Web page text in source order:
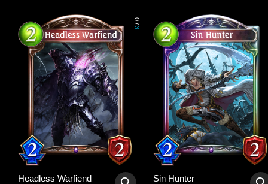
0
/
3
Headless Warfiend Sin Hunter